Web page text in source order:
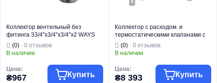
Коллектор вентильный без
фитинга 33/4"x3/4"x3/4"x2 WAYS
(KOER KR.1128-2) (KR5871)
(0) · 0 отзывов
В наличии
Цена:
₴967 Купить
Коллектор с расходом. и
термостатическими клапанами с
байпасом Roho R814-04 - 1"х 4
вых. (RO0047)
(0)· 0 отзывов
В наличии
Цена:
₴8 393 Купить